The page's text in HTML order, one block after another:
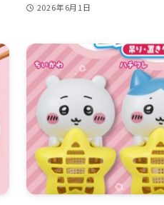
2026年6月1日